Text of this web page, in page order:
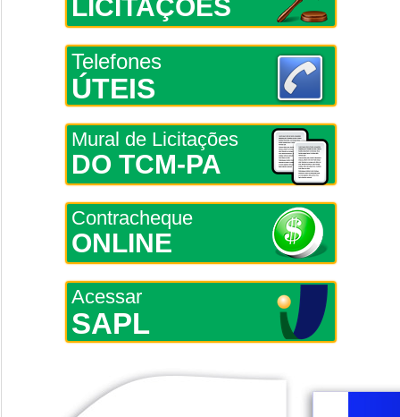
LICITAÇÕES
Telefones
ÚTEIS
Mural de Licitações
DO TCM-PA
Contracheque
ONLINE
Acessar
SAPL